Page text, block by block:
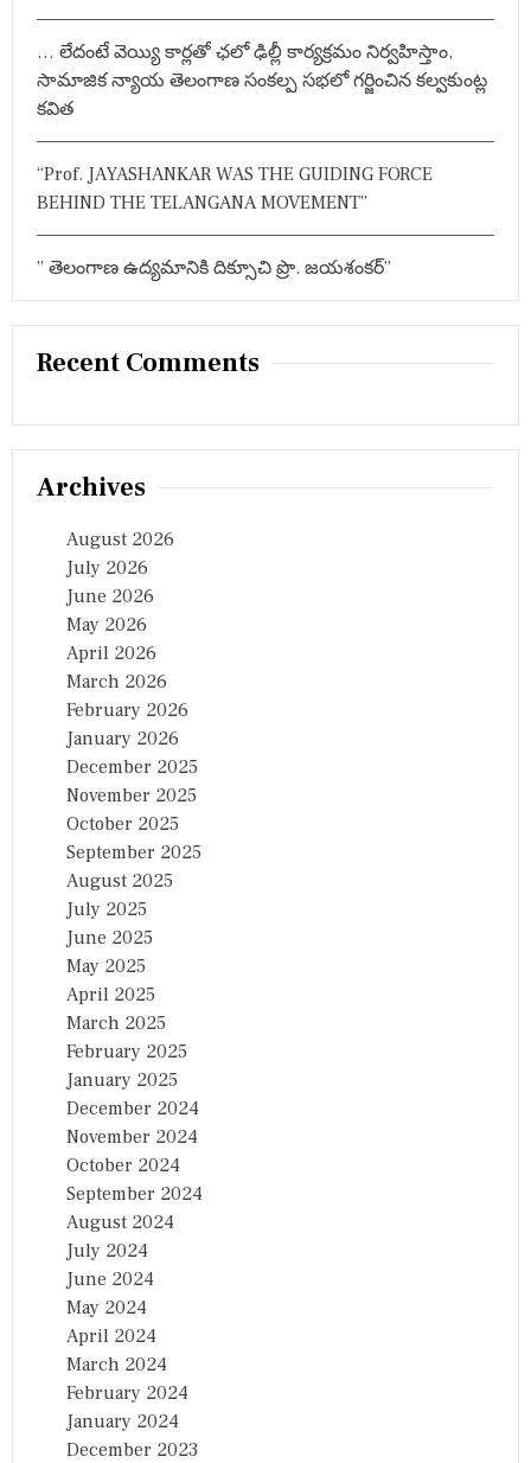
… లేదంటే వెయ్యి కార్లతో ఛలో ఢిల్లీ కార్యక్రమం నిర్వహిస్తాం,
సామాజిక న్యాయ తెలంగాణ సంకల్ప సభలో గర్జించిన కల్వకుంట్ల
కవిత
“Prof. JAYASHANKAR WAS THE GUIDING FORCE
BEHIND THE TELANGANA MOVEMENT”
” తెలంగాణ ఉద్యమానికి దిక్సూచి ప్రొ. జయశంకర్”
Recent Comments
Archives
August 2026
July 2026
June 2026
May 2026
April 2026
March 2026
February 2026
January 2026
December 2025
November 2025
October 2025
September 2025
August 2025
July 2025
June 2025
May 2025
April 2025
March 2025
February 2025
January 2025
December 2024
November 2024
October 2024
September 2024
August 2024
July 2024
June 2024
May 2024
April 2024
March 2024
February 2024
January 2024
December 2023